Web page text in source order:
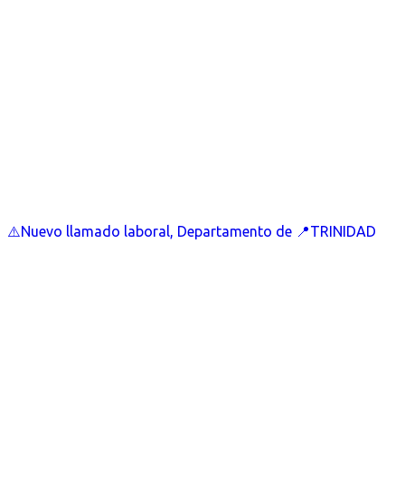
⚠️Nuevo llamado laboral, Departamento de 📍TRINIDAD